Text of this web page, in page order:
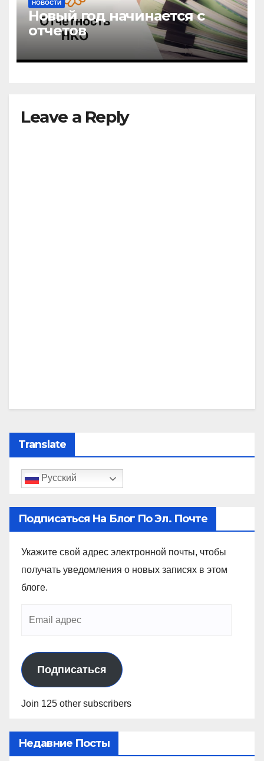
НОВОСТИ
Новый год начинается с
отчетов
Leave a Reply
Translate
Русский
Подписаться На Блог По Эл. Почте
Укажите свой адрес электронной почты, чтобы
получать уведомления о новых записях в этом
блоге.
Подписаться
Join 125 other subscribers
Недавние Посты